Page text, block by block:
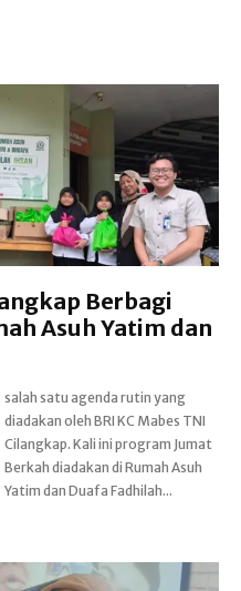
Berbagi
Asuh Yatim dan
Yatim dan Duafa Fadhilah...